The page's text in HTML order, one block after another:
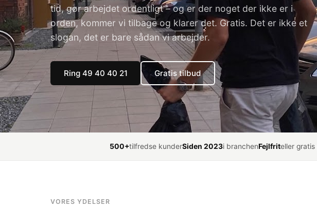
tid, gør arbejdet ordentligt – og er der noget der ikke er i
orden, kommer vi tilbage og klarer det. Gratis. Det er ikke et
slogan, det er bare sådan vi arbejder.
Ring 49 40 40 21 Gratis tilbud
500+tilfredse kunderSiden 2023i branchenFejlfriteller gratis
VORES YDELSER